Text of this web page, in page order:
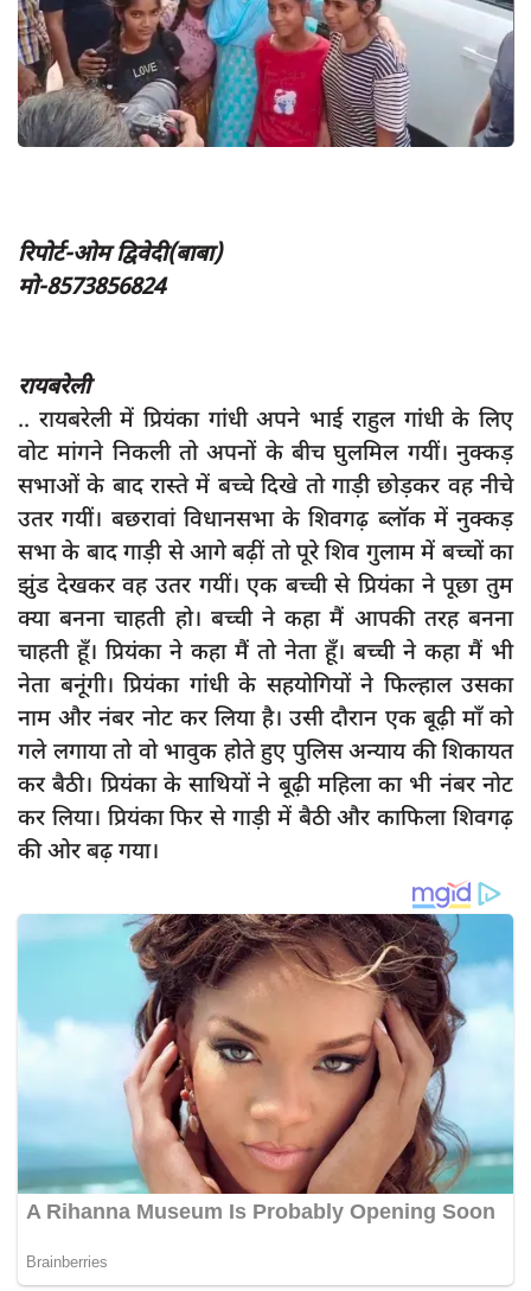
App verify
समस्या
Covid-19
शिक्षा
स्वास्थ्य
सामाजिक
खेल
latest
प्रशासनिक
दुर्घटना
editors-pick
other
Login
Register
English
रिपोर्ट-ओम द्विवेदी(बाबा)
मो-8573856824
रायबरेली
.. रायबरेली में प्रियंका गांंधी अपने भाई राहुल गांंधी के लिए
वोट मांगने निकली तो अपनों के बीच घुलमिल गयीं। नुक्कड़
सभाओं के बाद रास्ते में बच्चे दिखे तो गाड़ी छोड़कर वह नीचे
उतर गयीं। बछरावां विधानसभा के शिवगढ़ ब्लॉक में नुक्कड़
सभा के बाद गाड़ी से आगे बढ़ीं तो पूरे शिव गुलाम में बच्चों का
झुंड देखकर वह उतर गयीं। एक बच्ची से प्रियंका ने पूछा तुम
क्या बनना चाहती हो। बच्ची ने कहा मैं आपकी तरह बनना
चाहती हूँ। प्रियंका ने कहा मैं तो नेता हूँ। बच्ची ने कहा मैं भी
नेता बनूंगी। प्रियंका गांंधी के सहयोगियों ने फिल्हाल उसका
नाम और नंबर नोट कर लिया है। उसी दौरान एक बूढ़ी माँ को
गले लगाया तो वो भावुक होते हुए पुलिस अन्याय की शिकायत
कर बैठी। प्रियंका के साथियों ने बूढ़ी महिला का भी नंबर नोट
कर लिया। प्रियंका फिर से गाड़ी में बैठी और काफिला शिवगढ़
की ओर बढ़ गया।